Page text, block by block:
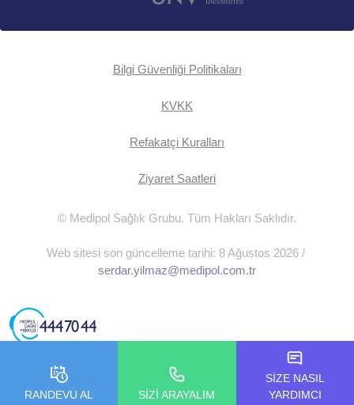
Bilgi Güvenliği Politikaları
KVKK
Refakatçi Kuralları
Ziyaret Saatleri
© Medipol Sağlık Grubu. Tüm Hakları Saklıdır.
Web sitesi son güncelleme tarihi: 8 Ağustos 2026 /
serdar.yilmaz@medipol.com.tr
RANDEVU AL SİZİ ARAYALIM
SİZE NASIL
YARDIMCI